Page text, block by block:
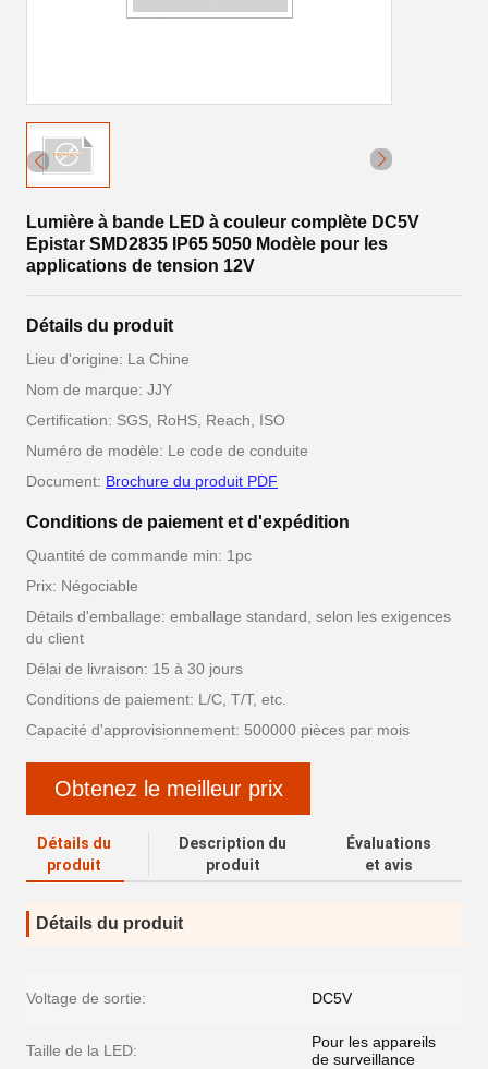
Lumière à bande LED à couleur complète DC5V
Epistar SMD2835 IP65 5050 Modèle pour les
applications de tension 12V
Détails du produit
Lieu d'origine: La Chine
Nom de marque: JJY
Certification: SGS, RoHS, Reach, ISO
Numéro de modèle: Le code de conduite
Document: Brochure du produit PDF
Conditions de paiement et d'expédition
Quantité de commande min: 1pc
Prix: Négociable
Détails d'emballage: emballage standard, selon les exigences
du client
Délai de livraison: 15 à 30 jours
Conditions de paiement: L/C, T/T, etc.
Capacité d'approvisionnement: 500000 pièces par mois
Obtenez le meilleur prix
Détails du
produit
Description du
produit
Évaluations
et avis
Détails du produit
Voltage de sortie: DC5V
Taille de la LED:
Pour les appareils
de surveillance